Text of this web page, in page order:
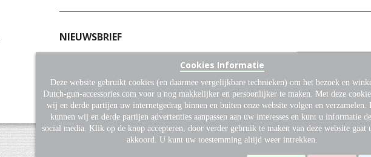
NIEUWSBRIEF
hoogte van het laatste nieuws en aanbiedingen.
Abonneer
u
op
onze
nieuwsbrief
© 2026 Dutch Gun Accessories. Alle rechten voorbehouden.
Cookies Informatie
Deze website gebruikt cookies (en daarmee vergelijkbare technieken) om het bezoek en
Dutch-gun-accessories.com voor u nog makkelijker en persoonlijker te maken. Met deze
wij en derde partijen uw internetgedrag binnen en buiten onze website volgen en verzamelen.
kunnen wij en derde partijen advertenties aanpassen aan uw interesses en kunt u informatie
social media. Klik op de knop accepteren, door verder gebruik te maken van deze website gaat
akkoord. U kunt uw toestemming altijd weer intrekken.